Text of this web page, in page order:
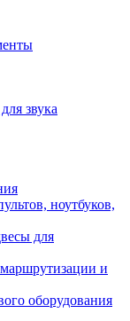
звука
ноутбуков,
для
и
оборудования